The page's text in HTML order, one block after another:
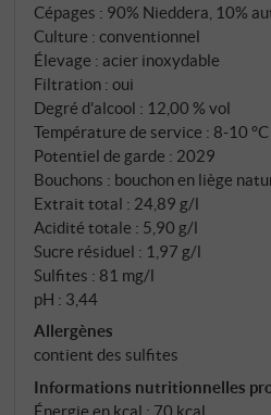
parfumée. Dans le verre, il est
brillant avec des reflets
typiquement méditerranéen :
pamplemousse rose, églantier
fenouil sauvage. En bouche, il
herbacé et porté par des
acidité assure la fraîcheur, le
équilibré.
Cépages : 90% Nieddera, 10%
Culture : conventionnel
Élevage : acier inoxydable
Filtration : oui
Degré d'alcool : 12,00 % vol
Température de service : 8‑10 °C
Potentiel de garde : 2029
Bouchons : bouchon en liège
Extrait total : 24,89 g/l
Acidité totale : 5,90 g/l
Sucre résiduel : 1,97 g/l
Sulfites : 81 mg/l
pH : 3,44
Allergènes
contient des sulfites
Informations nutritionnelles
Énergie en kcal : 70 kcal